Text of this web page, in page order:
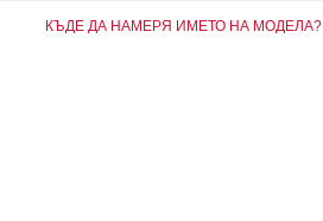
КЪДЕ ДА НАМЕРЯ ИМЕТО НА МОДЕЛА?